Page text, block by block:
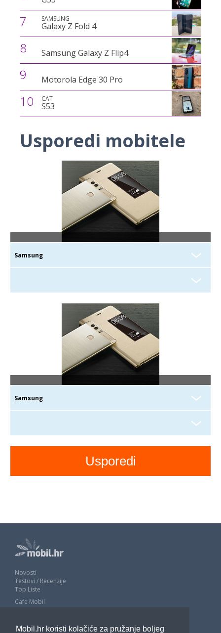
Mobil.hr koristi kolačiće za pružanje boljeg
7 SAMSUNG
Galaxy Z Fold 4
8 Samsung Galaxy Z Flip4
9 Motorola Edge 30 Pro
10 CAT
S53
Usporedi mobitele
Novosti
Testovi / Recenzije
Top Liste
Cafe Mobil
Impressum